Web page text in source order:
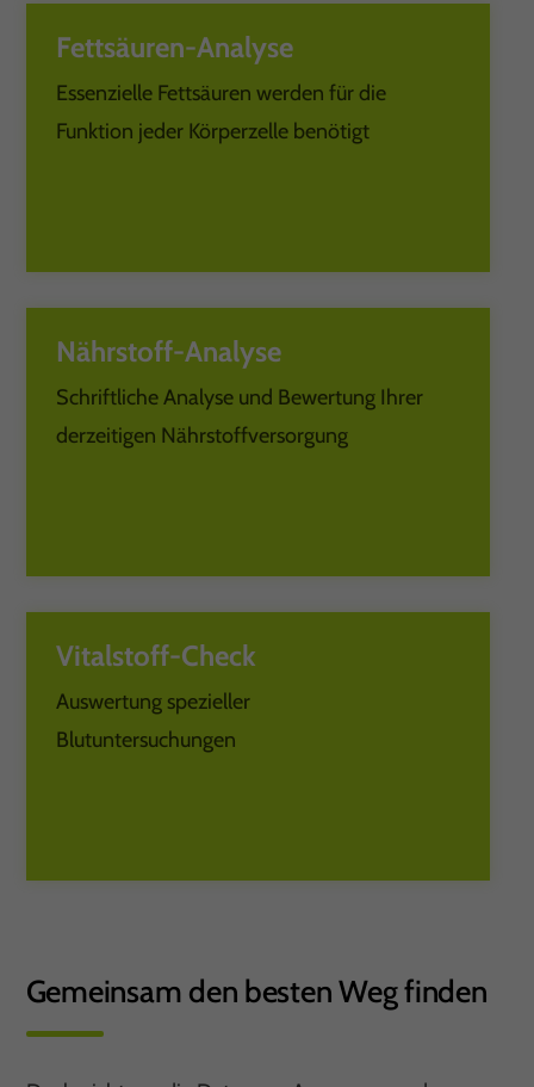
Fettsäuren-Analyse
Essenzielle Fettsäuren werden für die
Funktion jeder Körperzelle benötigt
Nährstoff-Analyse
Schriftliche Analyse und Bewertung Ihrer
derzeitigen Nährstoffversorgung
Vitalstoff-Check
Auswertung spezieller
Blutuntersuchungen
Gemeinsam den besten Weg finden